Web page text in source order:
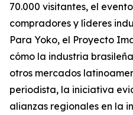
70.000 visitantes, el
compradores y líderes
Para Yoko, el Proyecto
cómo la industria
otros mercados
periodista, la iniciativa
alianzas regionales en la